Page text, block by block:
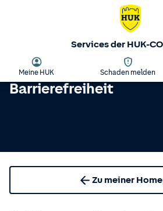
Services der HUK-
Meine HUK Schaden melden
Barrierefreiheit
Zu meiner